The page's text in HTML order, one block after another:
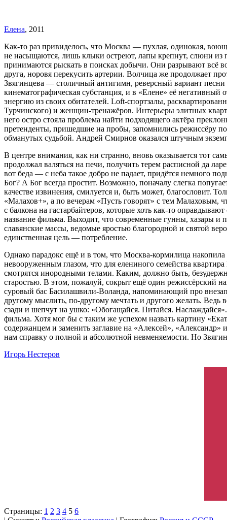
Елена, 2011
Как-то раз привиделось, что Москва — пухлая, одинокая,
не насыщаются, лишь клыки остреют, лапы крепнут, слюни из
принимаются рыскать в поисках добычи. Они разрывают всё
друга, норовя перекусить артерии. Волчица же продолжает
Звягинцева — столичный антигимн, реверсный вариант
кинематографическая субстанция, и в «Елене» её
энергию из своих обитателей. Loft-спортзалы,
Турчинского) и женщин-тренажёров. Интерьеры элитных
него остро стояла проблема найти подходящего актёра
претенденты, пришедшие на пробы, запомнились режиссёру
обманутых судьбой. Андрей Смирнов оказался штучным
В центре внимания, как ни странно, вновь оказывается тот
продолжал валяться на печи, получить терем расписной да
вот беда — с неба такое добро не падает, придётся немного
Бог? А Бог всегда простит. Возможно, поначалу слегка
качестве извинения, смилуется и, быть может, благословит.
«Малахов+», а по вечерам «Пусть говорят» с тем Малаховым,
с балкона на гастарбайтеров, которые хоть как-то
название фильма. Выходит, что современные гунны, хазары и
славянские массы, ведомые яростью благородной и святой
единственная цель — потребление.
Однако парадокс ещё и в том, что Москва-кормилица накопила
невооруженным глазом, что для елениного семейства
смотрятся инородными телами. Каким, должно быть,
старостью. В этом, пожалуй, сокрыт ещё один режиссёрский
суровый бас Басилашвили-Воланда, напоминающий про
другому мыслить, по-другому мечтать и другого желать.
сзади и шепчут на ушко: «Обогащайся. Питайся.
фильма. Хотя мог бы с таким же успехом назвать картину
содержанцем и заменить заглавие на «Алексей»,
нам справку о полной и абсолютной невменяемости. Но
Игорь Нестеров
Страницы: 1 2 3 4 5 6